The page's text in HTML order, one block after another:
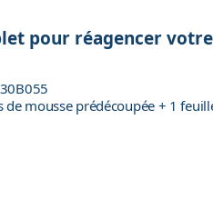
pour réagencer
mousse prédécoupée + 1